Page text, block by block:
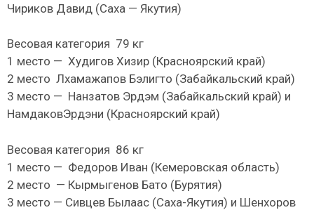
Чириков Давид (Саха — Якутия)
Весовая категория 79 кг
1 место — Худигов Хизир (Красноярский край)
2 место Лхамажапов Бэлигто (Забайкальский край)
3 место — Нанзатов Эрдэм (Забайкальский край) и
НамдаковЭрдэни (Красноярский край)
Весовая категория 86 кг
1 место — Федоров Иван (Кемеровская область)
2 место — Кырмыгенов Бато (Бурятия)
3 место — Сивцев Былаас (Саха-Якутия) и Шенхоров